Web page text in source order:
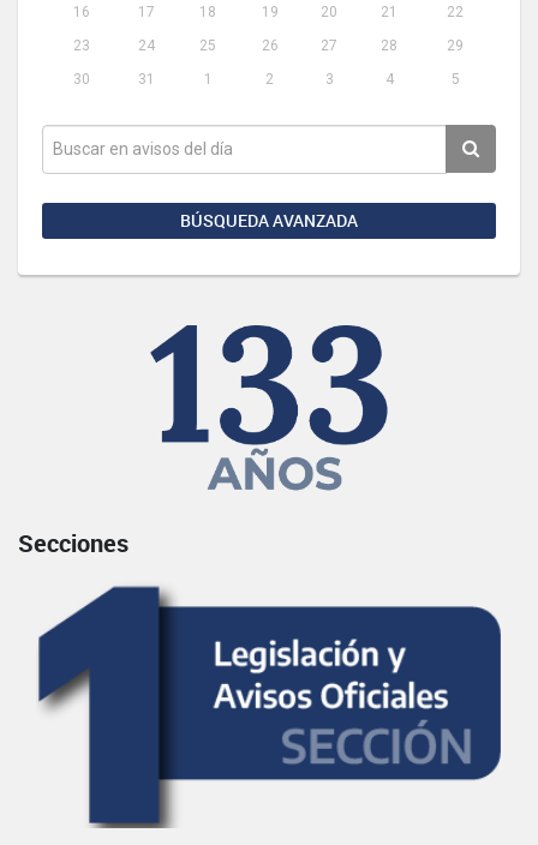
16 17 18 19 20 21
22
23
24 25 26 27 28
29
30
31 1 2 3 4 5
BÚSQUEDA AVANZADA
Secciones